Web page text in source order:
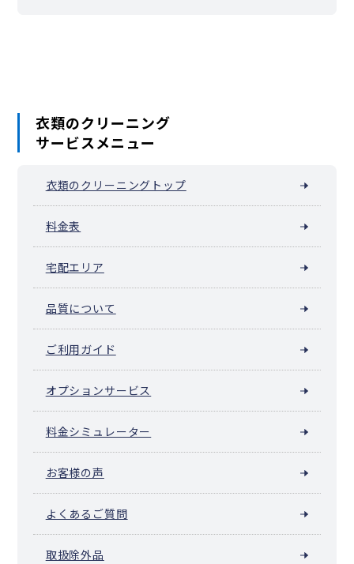
衣類のクリーニング
サービスメニュー
衣類のクリーニングトップ
料金表
宅配エリア
品質について
ご利用ガイド
オプションサービス
料金シミュレーター
お客様の声
よくあるご質問
取扱除外品